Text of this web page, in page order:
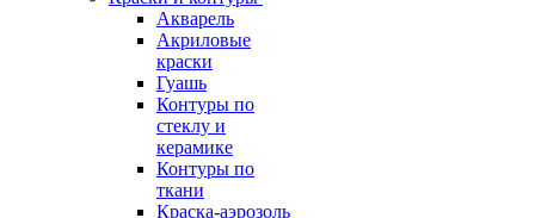
Акварель
Акриловые
краски
Гуашь
Контуры по
стеклу и
керамике
Контуры по
ткани
Краска-аэрозоль